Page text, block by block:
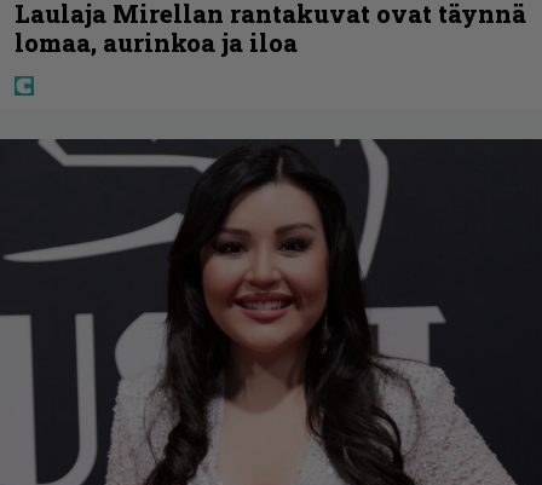
Laulaja Mirellan rantakuvat ovat täynnä
lomaa, aurinkoa ja iloa